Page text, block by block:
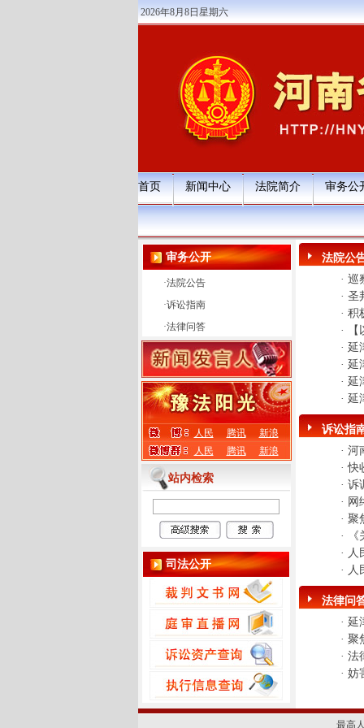
2026年8月8日星期六
首页 新闻中心 法院简介 审务公
审务公开
·法院公告
·诉讼指南
·法律问答
人民 腾讯
新浪
人民
腾讯 新浪
站内检索
司法公开
法院公
· 巡
· 圣
· 积
·
· 延
· 延
· 延
· 延
诉讼指
· 河
· 快
· 诉
· 网
· 聚
·
· 人
· 人
法律问
· 延
· 聚
· 法
· 妨
最高